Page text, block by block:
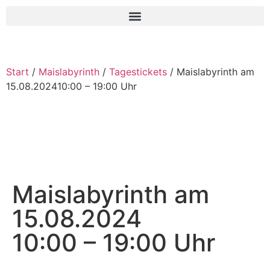
Start / Maislabyrinth / Tagestickets / Maislabyrinth am
15.08.202410:00 – 19:00 Uhr
Maislabyrinth am
15.08.2024
10:00 – 19:00 Uhr